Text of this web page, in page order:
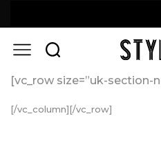
[vc_row size=”uk-section-
[/vc_column][/vc_row]